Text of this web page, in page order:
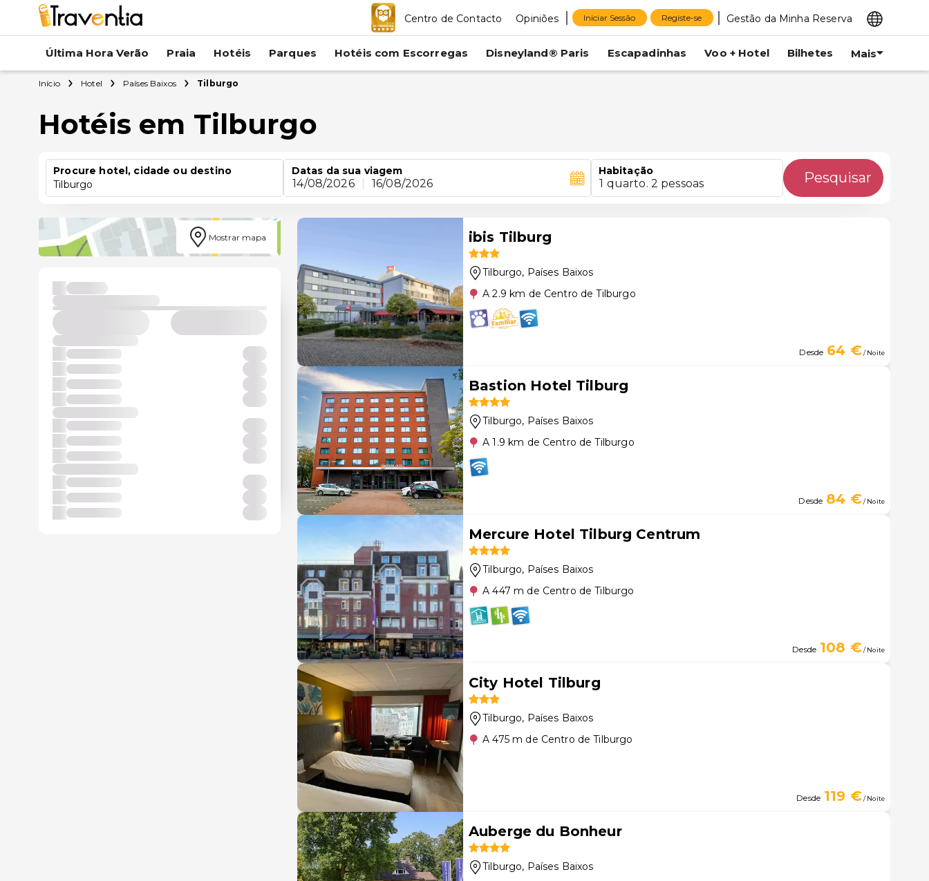
Centro de Contacto Opiniões Iniciar Sessão Registe-se Gestão da Minha Reserva
Última Hora Verão Praia Hotéis Parques Hotéis com Escorregas Disneyland® Paris Escapadinhas Voo + Hotel Bilhetes Mais
Início Hotel Países Baixos Tilburgo
Hotéis em Tilburgo
Procure hotel, cidade ou destino
Tilburgo
Datas da sua viagem
14/08/2026 16/08/2026
Habitação
1 quarto. 2 pessoas Pesquisar
Mostrar mapa ibis Tilburg
Tilburgo, Países Baixos
A 2.9 km de Centro de Tilburgo
Desde 64 €/ Noite
Bastion Hotel Tilburg
Tilburgo, Países Baixos
A 1.9 km de Centro de Tilburgo
Desde 84 €/ Noite
Mercure Hotel Tilburg Centrum
Tilburgo, Países Baixos
A 447 m de Centro de Tilburgo
Desde 108 €/ Noite
City Hotel Tilburg
Tilburgo, Países Baixos
A 475 m de Centro de Tilburgo
Desde 119 €/ Noite
Auberge du Bonheur
Tilburgo, Países Baixos